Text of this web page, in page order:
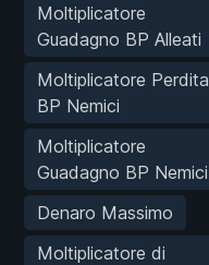
Moltiplicatore
Guadagno BP Alleati
Moltiplicatore Perdita
BP Nemici
Moltiplicatore
Guadagno BP Nemici
Denaro Massimo
Moltiplicatore di